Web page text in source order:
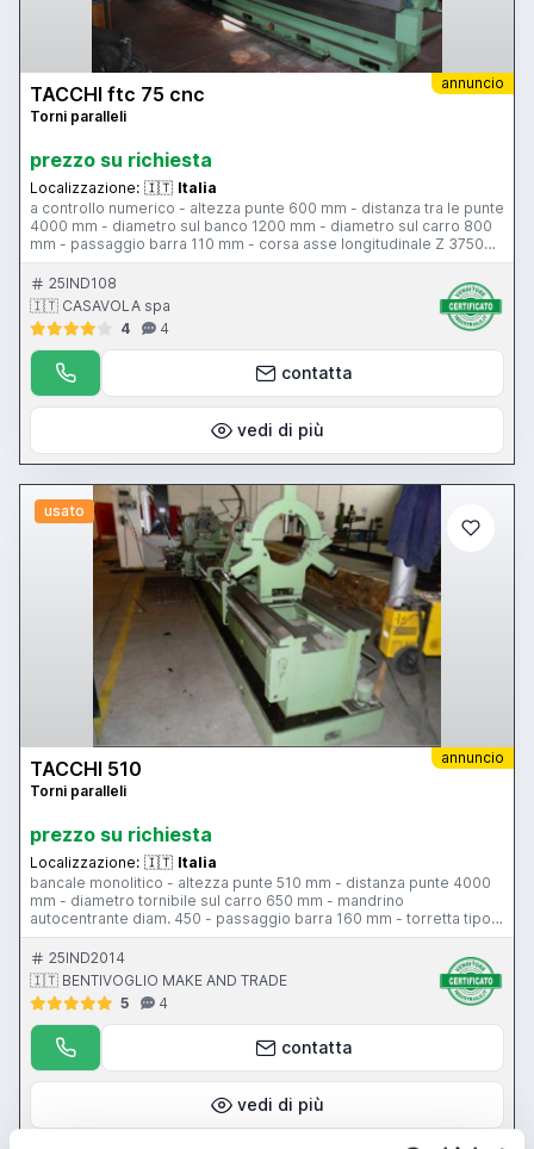
annuncio
TACCHI ftc 75 cnc
Torni paralleli
prezzo su richiesta
Localizzazione: 🇮🇹 Italia
a controllo numerico - altezza punte 600 mm - distanza tra le punte
4000 mm - diametro sul banco 1200 mm - diametro sul carro 800
mm - passaggio barra 110 mm - corsa asse longitudinale Z 3750
mm - corsa trasversale slitta 630 mm - 3 gamme velocità
mandrino 3.7-1000 giri al minuto - potenza motore mandrino 60 Hp
- torretta automatica 4 posizioni Baruffaldi BA 300 - CNC ECS 2400
25IND108
🇮🇹 CASAVOLA spa
4
4
contatta
vedi di più
usato
annuncio
TACCHI 510
Torni paralleli
prezzo su richiesta
Localizzazione: 🇮🇹 Italia
bancale monolitico - altezza punte 510 mm - distanza punte 4000
mm - diametro tornibile sul carro 650 mm - mandrino
autocentrante diam. 450 - passaggio barra 160 mm - torretta tipo
D - rapido longitudinale - rapido trasversale - larghezza bancale
640 mm - contropunta cm6 - piattaforma diam. 800 mm - lunetta 01
fissa - protezione antinfortunistica
25IND2014
🇮🇹 BENTIVOGLIO MAKE AND TRADE
5
4
contatta
vedi di più